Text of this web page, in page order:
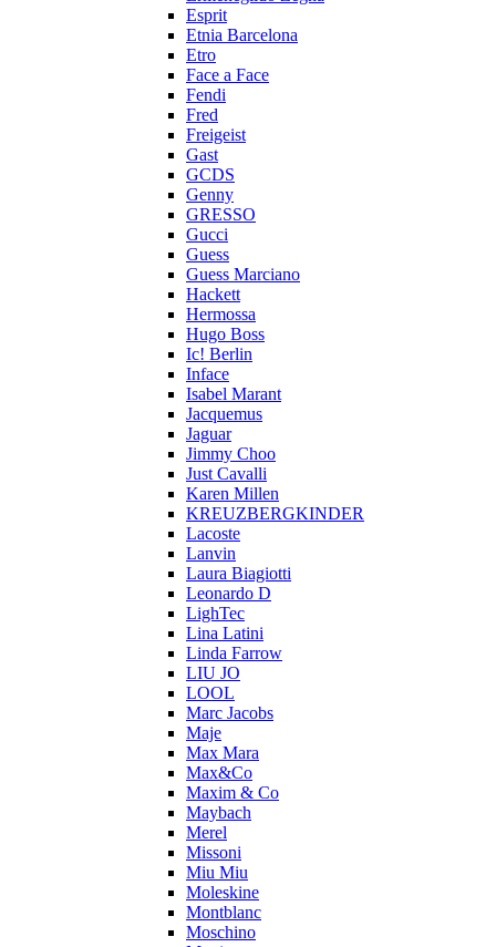
Esprit
Etnia Barcelona
Etro
Face a Face
Fendi
Fred
Freigeist
Gast
GCDS
Genny
GRESSO
Gucci
Guess
Guess Marciano
Hackett
Hermossa
Hugo Boss
Ic! Berlin
Inface
Isabel Marant
Jacquemus
Jaguar
Jimmy Choo
Just Cavalli
Karen Millen
KREUZBERGKINDER
Lacoste
Lanvin
Laura Biagiotti
Leonardo D
LighTec
Lina Latini
Linda Farrow
LIU JO
LOOL
Marc Jacobs
Maje
Max Mara
Max&Co
Maxim & Co
Maybach
Merel
Missoni
Miu Miu
Moleskine
Montblanc
Moschino